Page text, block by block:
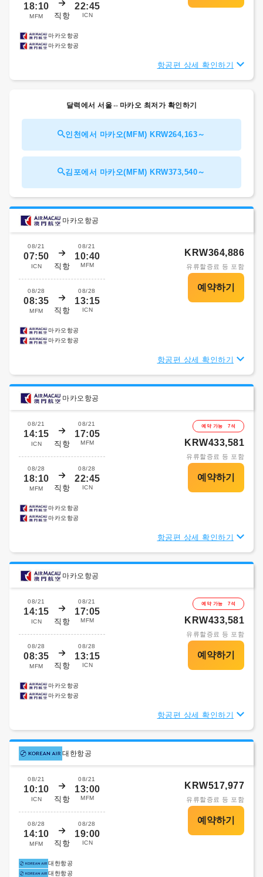
18:10
MFM 직항
22:45
ICN
마카오항공
마카오항공
항공편 상세 확인하기
달력에서 서울⇔마카오 최저가 확인하기
인천에서 마카오(MFM) KRW264,163～
김포에서 마카오(MFM) KRW373,540～
마카오항공
08/21
07:50
ICN 직항
08/21
10:40
MFM
08/28
08:35
MFM 직항
08/28
13:15
ICN
KRW364,886
유류할증료 등 포함
마카오항공
마카오항공
항공편 상세 확인하기
마카오항공
08/21
14:15
ICN 직항
08/21
17:05
MFM
08/28
18:10
MFM 직항
08/28
22:45
ICN
예약 가능 7석
KRW433,581
유류할증료 등 포함
마카오항공
마카오항공
항공편 상세 확인하기
마카오항공
08/21
14:15
ICN 직항
08/21
17:05
MFM
08/28
08:35
MFM 직항
08/28
13:15
ICN
예약 가능 7석
KRW433,581
유류할증료 등 포함
마카오항공
마카오항공
항공편 상세 확인하기
대한항공
08/21
10:10
ICN 직항
08/21
13:00
MFM
08/28
14:10
MFM 직항
08/28
19:00
ICN
KRW517,977
유류할증료 등 포함
대한항공
대한항공